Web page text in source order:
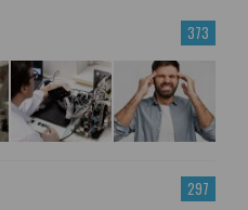
373
297